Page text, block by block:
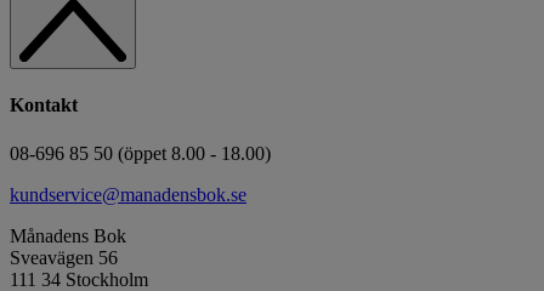
Kontakt
08-696 85 50 (öppet 8.00 - 18.00)
kundservice@manadensbok.se
Månadens Bok
Sveavägen 56
111 34 Stockholm